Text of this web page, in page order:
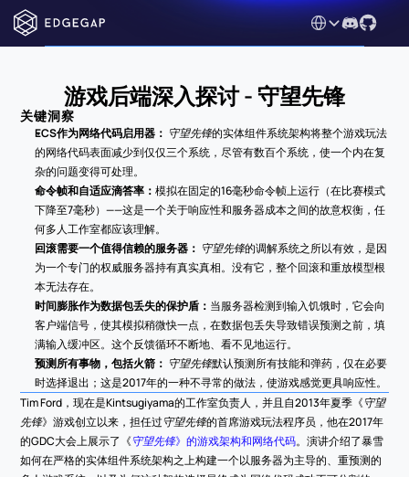
Select Language
游戏后端深入探讨 - 守望先锋
关键洞察
ECS作为网络代码启用器： 守望先锋的实体组件系统架构将整个游戏玩法
的网络代码表面减少到仅仅三个系统，尽管有数百个系统，使一个内在复
杂的问题变得可处理。
命令帧和自适应滴答率：模拟在固定的16毫秒命令帧上运行（在比赛模式
下降至7毫秒）——这是一个关于响应性和服务器成本之间的故意权衡，任
何多人工作室都应该理解。
回滚需要一个值得信赖的服务器： 守望先锋的调解系统之所以有效，是因
为一个专门的权威服务器持有真实真相。没有它，整个回滚和重放模型根
本无法存在。
时间膨胀作为数据包丢失的保护盾： 当服务器检测到输入饥饿时，它会向
客户端信号，使其模拟稍微快一点，在数据包丢失导致错误预测之前，填
满输入缓冲区。这个反馈循环不断地、看不见地运行。
预测所有事物，包括火箭： 守望先锋默认预测所有技能和弹药，仅在必要
时选择退出；这是2017年的一种不寻常的做法，使游戏感觉更具响应性。
Tim Ford，现在是Kintsugiyama的工作室负责人，并且自2013年夏季《守望
先锋》游戏创立以来，担任过守望先锋的首席游戏玩法程序员，他在2017年
的GDC大会上展示了《守望先锋》的游戏架构和网络代码。演讲介绍了暴雪
如何在严格的实体组件系统架构之上构建一个以服务器为主导的、重预测的